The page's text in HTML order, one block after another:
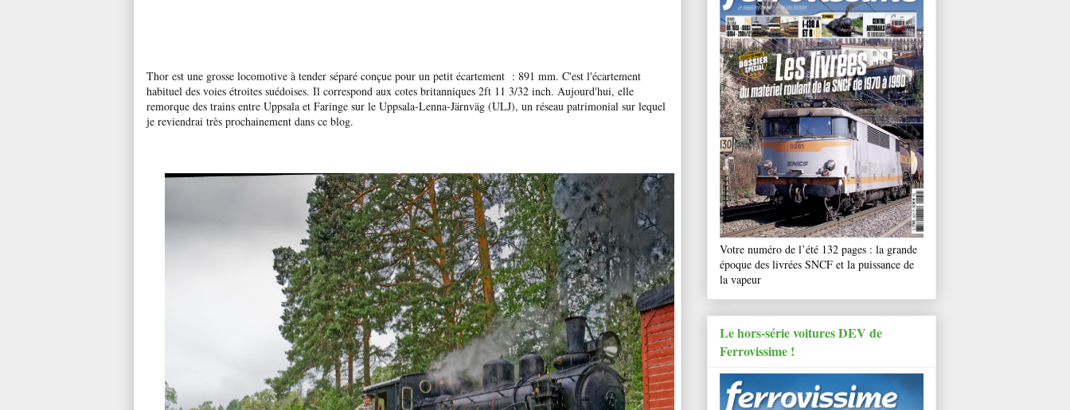
Thor est une grosse locomotive à tender séparé conçue pour un petit écartement : 891 mm. C'est l'écartement
habituel des voies étroites suédoises. Il correspond aux cotes britanniques 2ft 11 3/32 inch. Aujourd'hui, elle
remorque des trains entre Uppsala et Faringe sur le Uppsala-Lenna-Järnväg (ULJ), un réseau patrimonial sur lequel
je reviendrai très prochainement dans ce blog.
Votre numéro de l’été 132 pages : la grande
époque des livrées SNCF et la puissance de
la vapeur
Le hors-série voitures DEV de
Ferrovissime !